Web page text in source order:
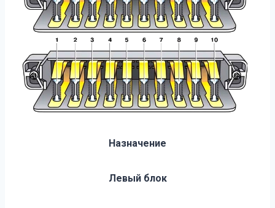
Назначение
Левый блок